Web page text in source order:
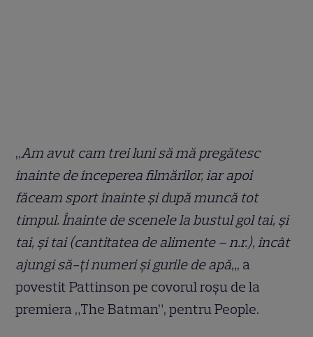
„Am avut cam trei luni să mă pregătesc
înainte de începerea filmărilor, iar apoi
făceam sport înainte și după muncă tot
timpul. Înainte de scenele la bustul gol tai, și
tai, și tai (cantitatea de alimente – n.r.), încât
ajungi să-ți numeri și gurile de apă„, a
povestit Pattinson pe covorul roșu de la
premiera „The Batman”, pentru People.